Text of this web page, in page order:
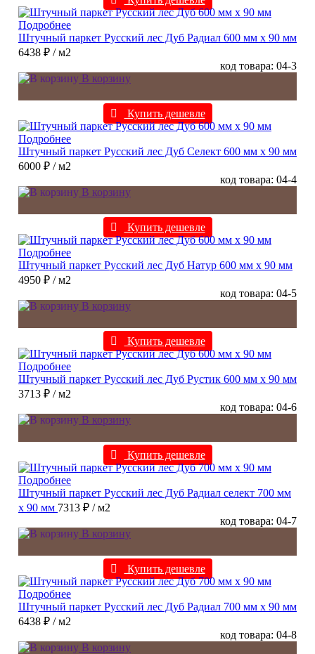
Подробнее
Штучный паркет Русский лес Дуб Радиал 600 мм х 90 мм
6438 ₽ / м2
код товара: 04-3
В корзину
Купить дешевле
Подробнее
Штучный паркет Русский лес Дуб Селект 600 мм х 90 мм
6000 ₽ / м2
код товара: 04-4
В корзину
Купить дешевле
Подробнее
Штучный паркет Русский лес Дуб Натур 600 мм х 90 мм
4950 ₽ / м2
код товара: 04-5
В корзину
Купить дешевле
Подробнее
Штучный паркет Русский лес Дуб Рустик 600 мм х 90 мм
3713 ₽ / м2
код товара: 04-6
В корзину
Купить дешевле
Подробнее
Штучный паркет Русский лес Дуб Радиал cелект 700 мм
х 90 мм 7313 ₽ / м2
код товара: 04-7
В корзину
Купить дешевле
Подробнее
Штучный паркет Русский лес Дуб Радиал 700 мм х 90 мм
6438 ₽ / м2
код товара: 04-8
В корзину